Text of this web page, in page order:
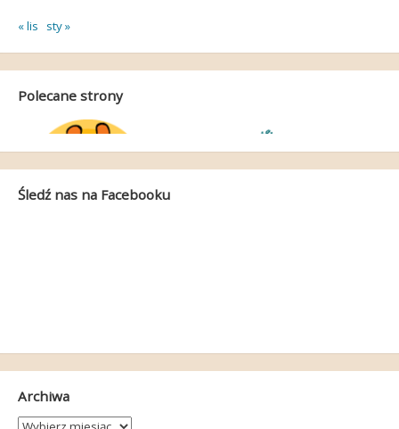
« lis sty »
Polecane strony
Śledź nas na Facebooku
Archiwa
Archiwa